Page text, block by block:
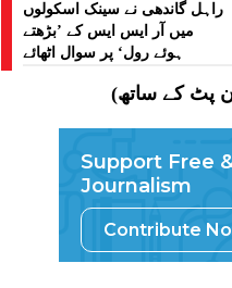
راہل گاندھی نے سینک اسکولوں
میں آر ایس ایس کے ’بڑھتے
ہوئے رول‘ پر سوال اٹھائے
Support Free
Journalism
Contribute